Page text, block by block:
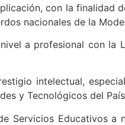
con la finalidad
nacionales de la
a profesional con la
intelectual,
y Tecnológicos del
Servicios Educativos